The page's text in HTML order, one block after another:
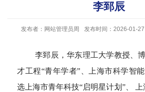
李郅辰
发布者：网站管理员周 发布时间：2026-01-27
李郅辰，华东理工大学教授、
才工程“青年学者”、上海市科学智
选上海市青年科技“启明星计划”、